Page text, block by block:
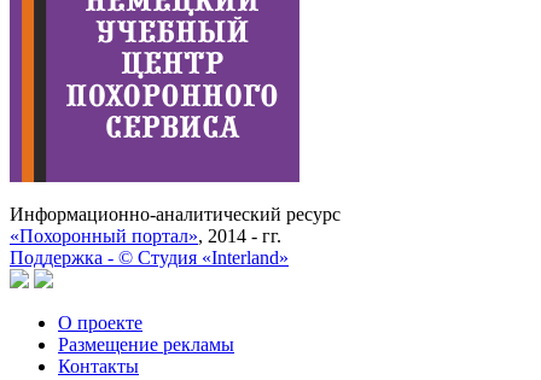
Информационно-аналитический ресурс
«Похоронный портал», 2014 - гг.
Поддержка - © Cтудия «Interland»
О проекте
Размещение рекламы
Контакты